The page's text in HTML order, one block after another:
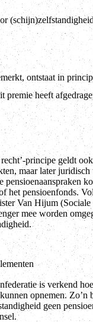
ontstaat in
premie heeft
principe geldt
maar later
het pensioenfonds.
Van Hijum (Sociale
mee worden
is verkend
opnemen. Zo’n
geen